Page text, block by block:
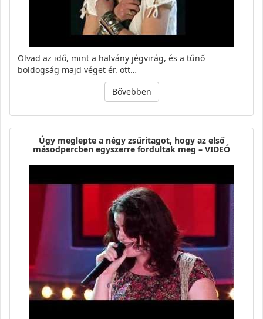
Olvad az idő, mint a halvány jégvirág, és a tűnő
boldogság majd véget ér. ott…
Bővebben
Úgy meglepte a négy zsűritagot, hogy az első
másodpercben egyszerre fordultak meg – VIDEÓ